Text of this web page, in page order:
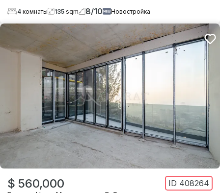
4 комнаты 135 sqm 8/10 Новостройка
$ 560,000 ID 408264